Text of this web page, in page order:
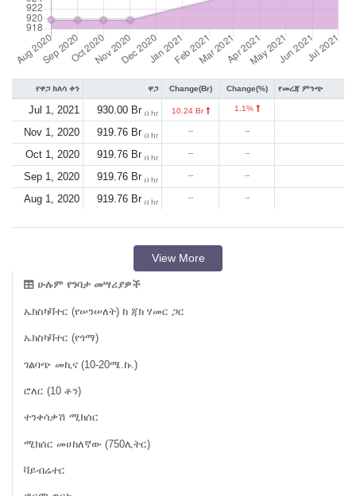
የዋጋ ክለሳ ቀን ዋጋ Change(Br) Change(%) የመረጃ ምንጭ
Jul 1, 2021 930.00 Br በ hr 10.24 Br 1.1%
Nov 1, 2020 919.76 Br በ hr -- --
Oct 1, 2020 919.76 Br በ hr -- --
Sep 1, 2020 919.76 Br በ hr -- --
Aug 1, 2020 919.76 Br በ hr -- --
View More
ሁሉም የንባታ መሣሪያዎች
ኤክስካቫተር (የሠንሠለት) ከ ጃክ ሃመር ጋር
ኤክስካቫተር (የጎማ)
ገልባጭ መኪና (10-20ሜ.ኩ.)
ሮለር (10 ቶን)
ተንቀሳቃሽ ሚክሰር
ሚክሰር መሀከለኛው (750ሊትር)
ቫይብሬተር